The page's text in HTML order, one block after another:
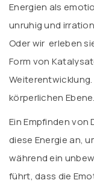
Energien als
unruhig und
Oder wir erleben
Form von
körperlichen Ebene.
Ein Empfinden
diese Energie an,
während ein
führt, dass die